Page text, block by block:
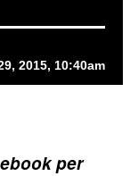
2015, 10:40am
per